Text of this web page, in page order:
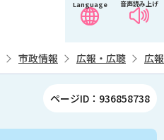
音声読み上げ
Language
市政情報 広報・広聴 広報
ページID：936858738